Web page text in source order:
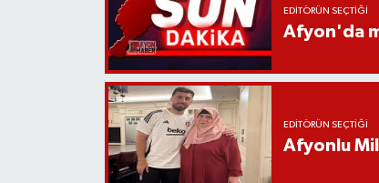
EDITÖRÜN SEÇTIĞI
Afyon'da
EDITÖRÜN SEÇTIĞI
Afyonlu